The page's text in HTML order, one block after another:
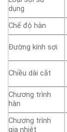
dụng
Chế độ hàn
Đường kính sợi
Chiều dài cắt
Chương trình
hàn
Chương trình
gia nhiêt